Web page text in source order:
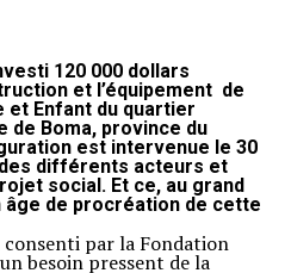
120 000 dollars
et l’équipement de
Enfant du quartier
de Boma, province du
est intervenue le 30
différents acteurs et
social. Et ce, au grand
de procréation de cette
par la Fondation
besoin pressent de la